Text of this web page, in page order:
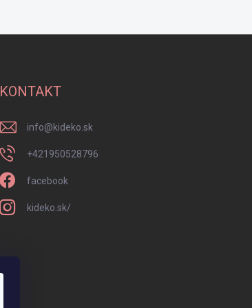
KONTAKT
info@kideko.sk
+421950528796
facebook
kideko.sk/